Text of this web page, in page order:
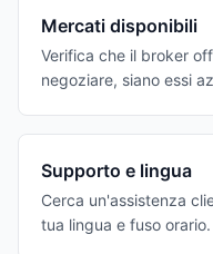
Mercati disponibili
Verifica che il broker
negoziare, siano essi
Supporto e lingua
Cerca un'assistenza
tua lingua e fuso orario.